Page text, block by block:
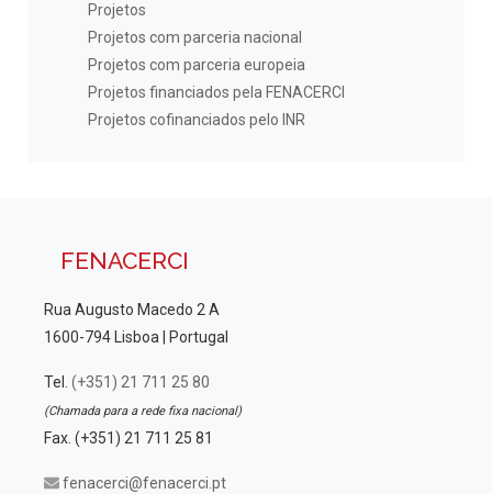
Projetos
Projetos com parceria nacional
Projetos com parceria europeia
Projetos financiados pela FENACERCI
Projetos cofinanciados pelo INR
FENACERCI
Rua Augusto Macedo 2 A
1600-794 Lisboa | Portugal
Tel. (+351) 21 711 25 80
(Chamada para a rede fixa nacional)
Fax. (+351) 21 711 25 81
fenacerci@fenacerci.pt